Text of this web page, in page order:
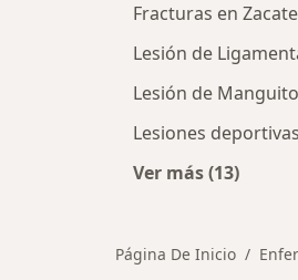
Fracturas en
Lesión de
Lesión de
Lesiones
Ver más (13)
Página De Inicio